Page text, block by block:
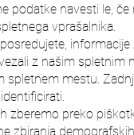
podatke navesti le,
vprašalnika.
z našim
spletnem mestu.
zberemo preko
zbiranja